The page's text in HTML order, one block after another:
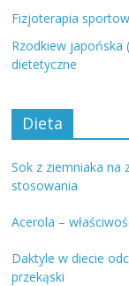
Fizjoterapia
Rzodkiew japońska
dietetyczne
Dieta
Sok z ziemniaka na
stosowania
Acerola –
Daktyle w diecie
przekąski